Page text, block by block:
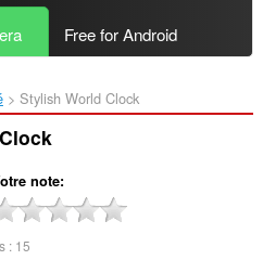
Free for Android
Stylish World Clock‎
note
: 15